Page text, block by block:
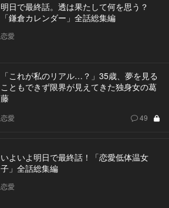
明日で最終話。透は果たして何を思う？
「鎌倉カレンダー」全話総集編
恋愛
「これが私のリアル…？」35歳、夢を見る
こともできず限界が見えてきた独身女の葛
藤
恋愛 49
いよいよ明日で最終話！「恋愛低体温女
子」全話総集編
恋愛